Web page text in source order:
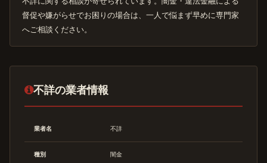
督促や嫌がらせでお困りの場合は、一人で悩まず早めに専門家
へご相談ください。
不詳の業者情報
業者名 不詳
種別 闇金